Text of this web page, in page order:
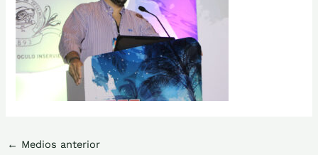
← Medios anterior